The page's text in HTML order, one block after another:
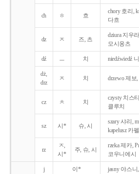
ch ㅎ 흐
chory 호리,
다흐
dz ㅈ 즈, 츠
dziura 지우
모시옹츠
dź ㅡ 치 niedźwiedź
dż,
drz
ㅈ 치 drzewo 제보,
cz ㅊ 치
czysty 치스
클루치
sz 시* 슈, 시
szary 샤리,
kapelusz 카
rz
ㅈ,
시*
주, 슈, 시
rzeka 제카,
코우니에시
j 이* jasny 야스니